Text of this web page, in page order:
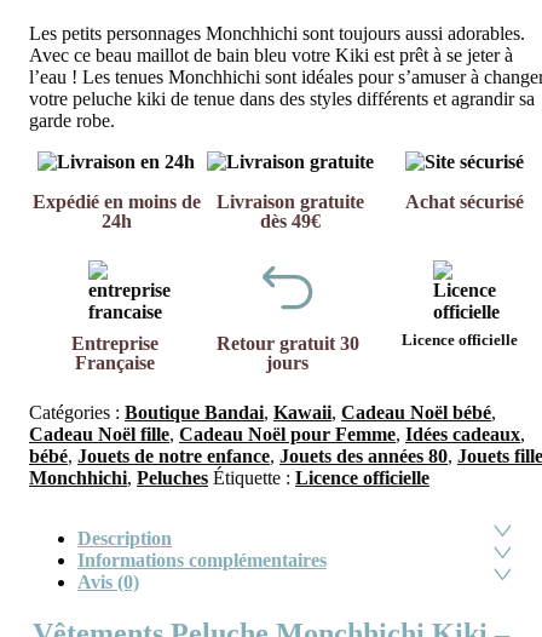
Les petits personnages Monchhichi sont toujours aussi adorables.
Avec ce beau maillot de bain bleu votre Kiki est prêt à se jeter à
l’eau ! Les tenues Monchhichi sont idéales pour s’amuser à
votre peluche kiki de tenue dans des styles différents et agrandir sa
garde robe.
Expédié en moins de
24h
Livraison gratuite
dès 49€
Achat sécurisé
Entreprise
Française
Retour gratuit 30
jours
Licence officielle
Catégories : Boutique Bandai, Kawaii, Cadeau Noël bébé,
Cadeau Noël fille, Cadeau Noël pour Femme, Idées cadeaux,
bébé, Jouets de notre enfance, Jouets des années 80, Jouets fille
Monchhichi, Peluches Étiquette : Licence officielle
Description
Informations complémentaires
Avis (0)